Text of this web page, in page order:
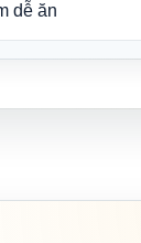
dễ ăn